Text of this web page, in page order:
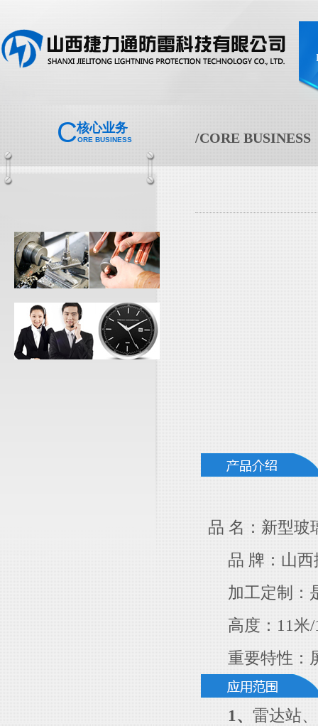
CORE BUSINESS
核心业务
/CORE BUSINESS
品 名：新型玻
品 牌：山西
加工定制：是
高度：11米/
重要特性：屏
1、 雷达站